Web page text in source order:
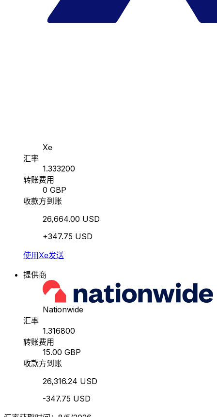
Xe
汇率
1.333200
转账费用
0 GBP
收款方到账
26,664.00 USD
+347.75 USD
使用Xe发送
提供商
Nationwide
汇率
1.316800
转账费用
15.00 GBP
收款方到账
26,316.24 USD
-347.75 USD